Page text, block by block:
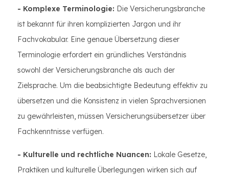
- Komplexe Terminologie: Die Versicherungsbranche
ist bekannt für ihren komplizierten Jargon und ihr
Fachvokabular. Eine genaue Übersetzung dieser
Terminologie erfordert ein gründliches Verständnis
sowohl der Versicherungsbranche als auch der
Zielsprache. Um die beabsichtigte Bedeutung effektiv zu
übersetzen und die Konsistenz in vielen Sprachversionen
zu gewährleisten, müssen Versicherungsübersetzer über
Fachkenntnisse verfügen.
- Kulturelle und rechtliche Nuancen: Lokale Gesetze,
Praktiken und kulturelle Überlegungen wirken sich auf